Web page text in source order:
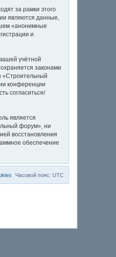
за рамки этого
являются данные,
«анонимные
и
учётной
законами
«Строительный
конференции
согласиться/
является
форум», ни
восстановления
обеспечение
Часовой пояс: UTC